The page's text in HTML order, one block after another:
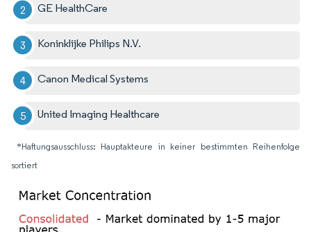
GE HealthCare
Koninklijke Philips N.V.
Canon Medical Systems
United Imaging Healthcare
*Haftungsausschluss: Hauptakteure in keiner bestimmten Reihenfolge
sortiert